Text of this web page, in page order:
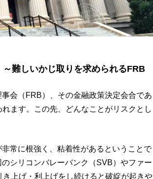
難しいかじ取りを求められるFRB
会（FRB）、その金融政策決定会合であ
ます。この先、どんなことがリスクとし
常に根強く、粘着性があるということで
シリコンバレーバンク（SVB）やファー
上げ・利上げをし続けると破綻が起きや